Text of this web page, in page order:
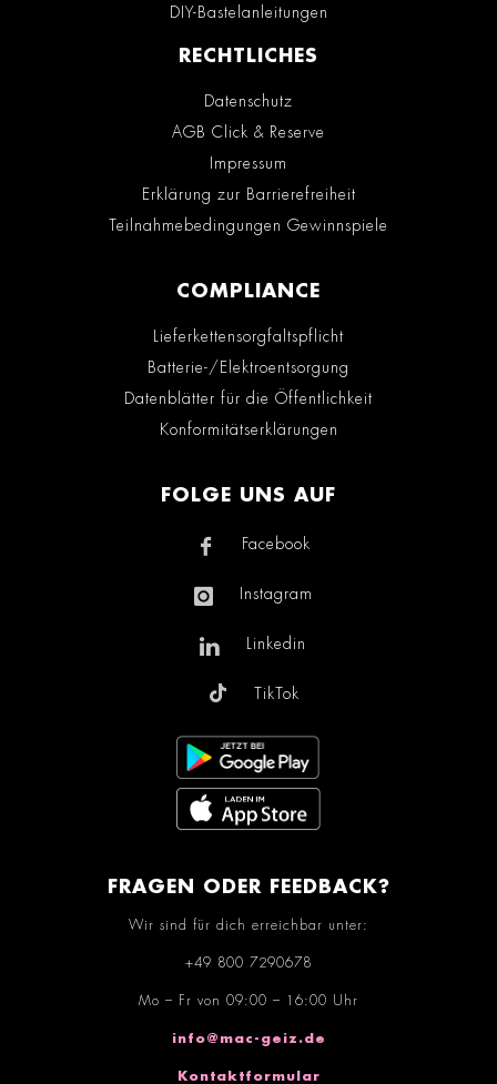
DIY-Bastelanleitungen
RECHTLICHES
Datenschutz
AGB Click & Reserve
Impressum
Erklärung zur Barrierefreiheit
Teilnahmebedingungen Gewinnspiele
COMPLIANCE
Lieferkettensorgfaltspflicht
Batterie-/Elektroentsorgung
Datenblätter für die Öffentlichkeit
Konformitätserklärungen
FOLGE UNS AUF
Facebook
Instagram
Linkedin
TikTok
FRAGEN ODER FEEDBACK?
Wir sind für dich erreichbar unter:
+49 800 7290678
Mo – Fr von 09:00 – 16:00 Uhr
info@mac-geiz.de
Kontaktformular